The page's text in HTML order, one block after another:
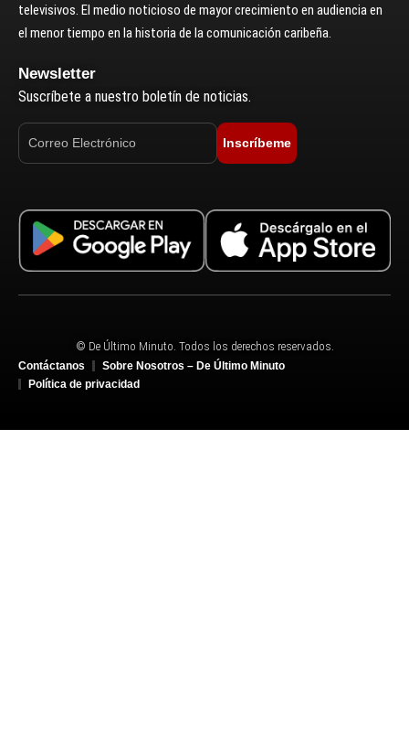
televisivos. El medio noticioso de mayor crecimiento en audiencia en
el menor tiempo en la historia de la comunicación caribeña.
Newsletter
Suscríbete a nuestro boletín de noticias.
Inscríbeme
© De Último Minuto. Todos los derechos reservados.
Contáctanos
Sobre Nosotros – De Último Minuto
Política de privacidad